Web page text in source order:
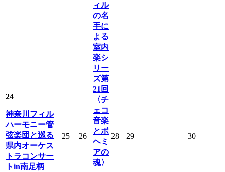
24
神奈川フィル
ハーモニー管
弦楽団と巡る
県内オーケス
トラコンサー
トin南足柄
25 26
ィル
の名
手に
よる
室内
楽シ
リー
ズ第
21回
〈チ
ェコ
音楽
とボ
ヘミ
アの
魂〉
28 29 30